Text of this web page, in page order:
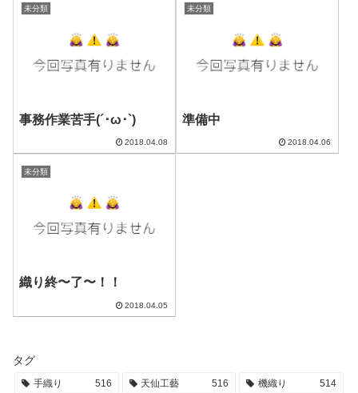
未分類
事務作業苦手(´･ω･`)
2018.04.08
未分類
準備中
2018.04.06
未分類
織り終〜了〜！！
2018.04.05
タグ
手織り 516 天仙工藝 516 機織り 514